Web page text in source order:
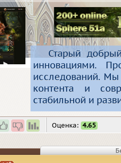
Старый
инновациями.
исследований. Мы
контента и
стабильной и
Оценка: 4.65